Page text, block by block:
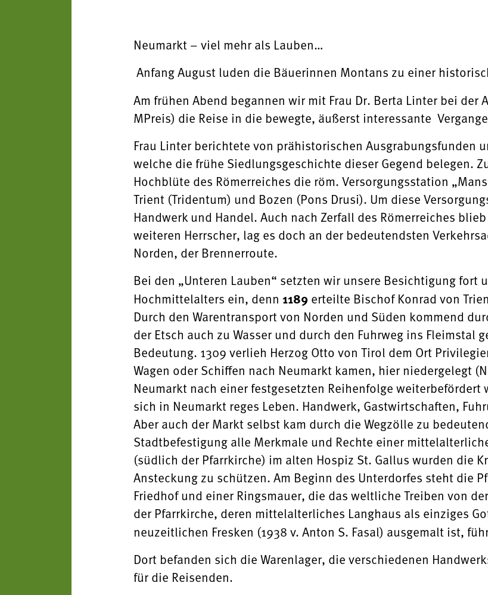
Neumarkt – viel mehr als Lauben…
Anfang August luden die Bäuerinnen Montans zu einer
Am frühen Abend begannen wir mit Frau Dr. Berta Linter bei der
MPreis) die Reise in die bewegte, äußerst interessante
Frau Linter berichtete von prähistorischen Ausgrabungsfunden
welche die frühe Siedlungsgeschichte dieser Gegend belegen.
Hochblüte des Römerreiches die röm. Versorgungsstation
Trient (Tridentum) und Bozen (Pons Drusi). Um diese
Handwerk und Handel. Auch nach Zerfall des Römerreiches
weiteren Herrscher, lag es doch an der bedeutendsten
Norden, der Brennerroute.
Bei den „Unteren Lauben“ setzten wir unsere Besichtigung fort
Hochmittelalters ein, denn 1189 erteilte Bischof Konrad von
Durch den Warentransport von Norden und Süden kommend
der Etsch auch zu Wasser und durch den Fuhrweg ins Fleimstal
Bedeutung. 1309 verlieh Herzog Otto von Tirol dem Ort
Wagen oder Schiffen nach Neumarkt kamen, hier niedergelegt
Neumarkt nach einer festgesetzten Reihenfolge
sich in Neumarkt reges Leben. Handwerk, Gastwirtschaften,
Aber auch der Markt selbst kam durch die Wegzölle zu
Stadtbefestigung alle Merkmale und Rechte einer
(südlich der Pfarrkirche) im alten Hospiz St. Gallus wurden die
Ansteckung zu schützen. Am Beginn des Unterdorfes steht die
Friedhof und einer Ringsmauer, die das weltliche Treiben von
der Pfarrkirche, deren mittelalterliches Langhaus als einziges
neuzeitlichen Fresken (1938 v. Anton S. Fasal) ausgemalt ist,
Dort befanden sich die Warenlager, die verschiedenen
für die Reisenden.